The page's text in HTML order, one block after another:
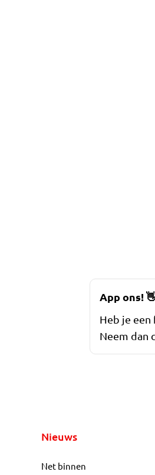
App ons!
Heb je
Neem dan
Nieuws
Net binnen